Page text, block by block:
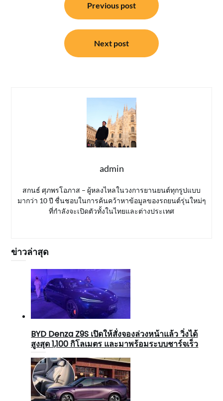
Previous post
Next post
admin
สกนธ์ ศุภพรโอภาส – ผู้หลงไหลในวงการยานยนต์ทุกรูปแบบ
มากว่า 10 ปี ชื่นชอบในการค้นคว้าหาข้อมูลของรถยนต์รุ่นใหม่ๆ
ที่กำลังจะเปิดตัวทั้งในไทยและต่างประเทศ
ข่าวล่าสุด
BYD Denza Z9S เปิดให้สั่งจองล่วงหน้าแล้ว วิ่งได้
สูงสุด 1,100 กิโลเมตร และมาพร้อมระบบชาร์จเร็ว